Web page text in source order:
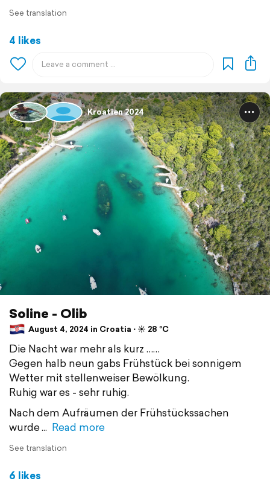
See translation
4 likes
Kroatien 2024
Soline - Olib
August 4, 2024 in Croatia ⋅ ☀️ 28 °C
Die Nacht war mehr als kurz ……
Gegen halb neun gabs Frühstück bei sonnigem
Wetter mit stellenweiser Bewölkung.
Ruhig war es - sehr ruhig.
Nach dem Aufräumen der Frühstückssachen
wurde
Read more
See translation
6 likes